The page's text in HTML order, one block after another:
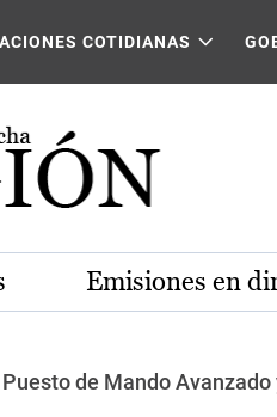
COTIDIANAS
Emisiones en
de Mando Avanzado